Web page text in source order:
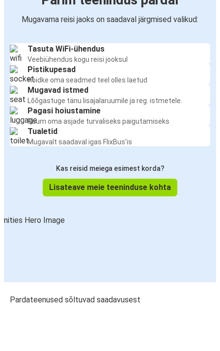
Mugavama reisi jaoks on saadaval järgmised valikud:
Tasuta WiFi-ühendus
Veebiühendus kogu reisi jooksul
Pistikupesad
Hoidke oma seadmed teel olles laetud
Mugavad istmed
Lõõgastuge tänu lisajalaruumile ja reg. istmetele.
Pagasi hoiustamine
Ruum oma asjade turvaliseks paigutamiseks
Tualetid
Mugavalt saadaval igas FlixBus'is
Kas reisid meiega esimest korda?
Lisateave meie teeninduse kohta
Pardateenused sõltuvad saadavusest